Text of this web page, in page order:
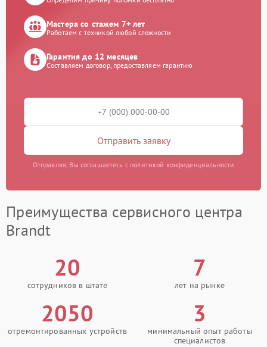
Мастера со стажем 7+ лет
Работаем с техникой любой сложности
Гарантия до 12 месяцев
Составляем договор, предоставляем гарантию
Отправить заявку
Отправляя, Вы соглашаетесь с политикой конфиденциальности
Преимущества сервисного центра
Brandt
20
сотрудников в штате
7
лет на рынке
2050
отремонтированных устройств
3
минимальный опыт работы
специалистов